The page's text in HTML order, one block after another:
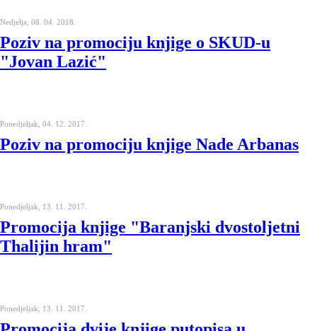
Nedjelja, 08. 04. 2018.
Poziv na promociju knjige o SKUD-u
"Jovan Lazić"
Ponedjeljak, 04. 12. 2017.
Poziv na promociju knjige Nade Arbanas
Ponedjeljak, 13. 11. 2017.
Promocija knjige "Baranjski dvostoljetni
Thalijin hram"
Ponedjeljak, 13. 11. 2017.